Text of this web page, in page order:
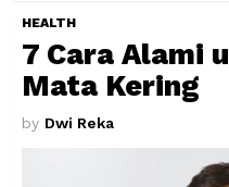
HEALTH
7 Cara Alami
Mata Kering
by Dwi Reka